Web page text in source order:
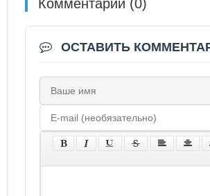
Комментарии (0)
ОСТАВИТЬ